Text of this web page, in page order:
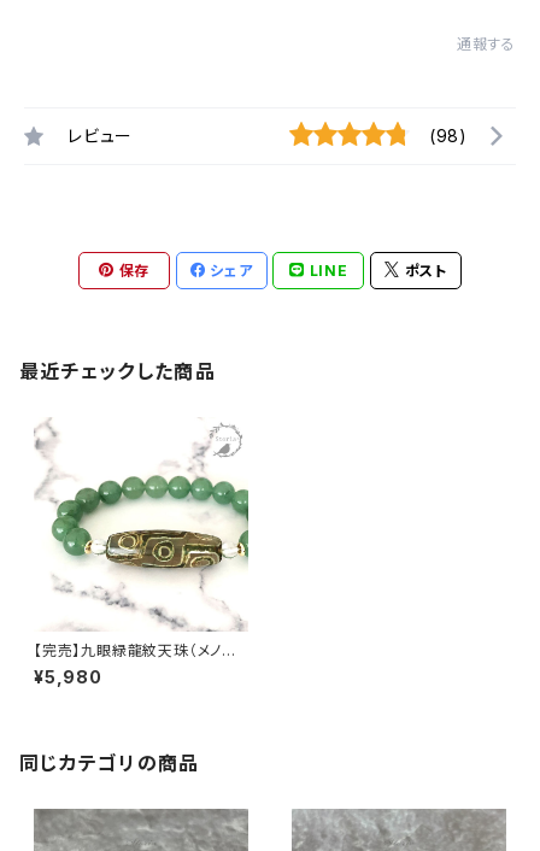
通報する
レビュー (98)
保存 シェア LINE ポスト
最近チェックした商品
【完売】九眼緑龍紋天珠（メノウ）
×アベンチュリン 10mm珠 ブレ
スレット
¥5,980
同じカテゴリの商品